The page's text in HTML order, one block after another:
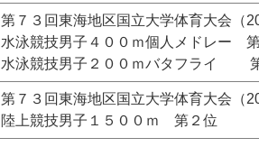
第７３回東海地区国立大学体育大会（
水泳競技男子４００ｍ個人メドレー
水泳競技男子２００ｍバタフライ
第７３回東海地区国立大学体育大会（
陸上競技男子１５００ｍ 第２位